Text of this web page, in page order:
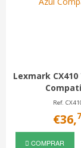
Lexmark
Ref.
€36,
COMPRAR